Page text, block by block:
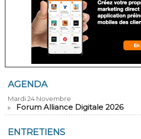
AGENDA
Mardi 24 Novembre
Forum Alliance Digitale 2026
ENTRETIENS